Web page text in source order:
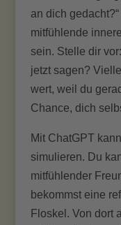
an dich
mitfühlende
sein. Stelle dir
jetzt sagen?
wert, weil du
Chance, dich
Mit ChatGPT
simulieren. Du
mitfühlender
bekommst eine
Floskel. Von dort